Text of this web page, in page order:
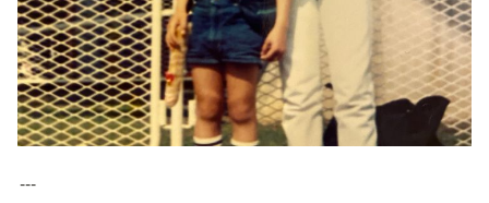
---